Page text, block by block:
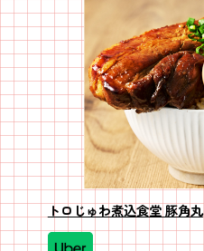
トロじゅわ煮込食堂 豚角丸